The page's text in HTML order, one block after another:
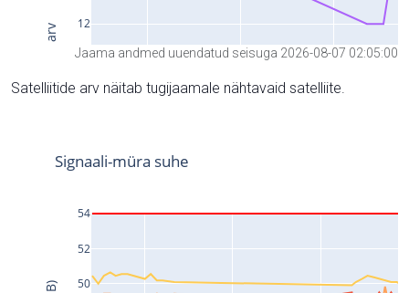
Jaama andmed uuendatud seisuga 2026-08-07 02:05:00
Satelliitide arv näitab tugijaamale nähtavaid satelliite.